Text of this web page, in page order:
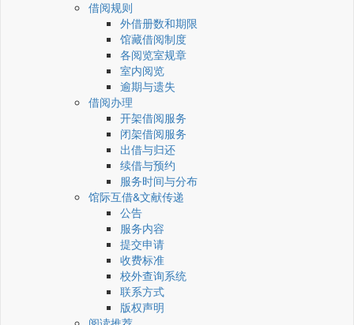
借阅规则
外借册数和期限
馆藏借阅制度
各阅览室规章
室内阅览
逾期与遗失
借阅办理
开架借阅服务
闭架借阅服务
出借与归还
续借与预约
服务时间与分布
馆际互借&文献传递
公告
服务内容
提交申请
收费标准
校外查询系统
联系方式
版权声明